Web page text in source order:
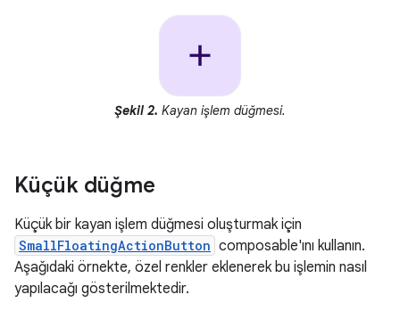
Şekil 2. Kayan işlem düğmesi.
Küçük düğme
Küçük bir kayan işlem düğmesi oluşturmak için
SmallFloatingActionButton composable'ını kullanın.
Aşağıdaki örnekte, özel renkler eklenerek bu işlemin nasıl
yapılacağı gösterilmektedir.